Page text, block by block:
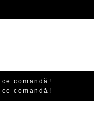
comandă!
comandă!